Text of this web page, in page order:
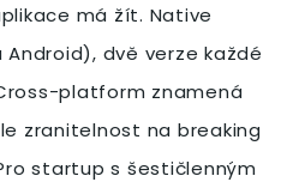
má žít. Native
dvě verze každé
platform znamená
zranitelnost na breaking
startup s šestičlenným